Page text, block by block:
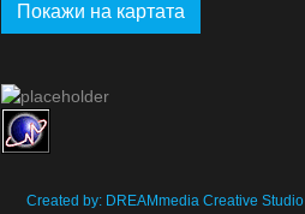
Покажи на картата
Created by: DREAMmedia Creative Studio